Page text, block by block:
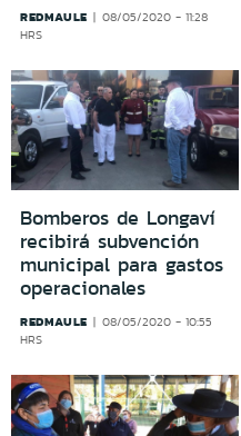
REDMAULE
08/05/2020 - 11:28
HRS
Bomberos de Longaví
recibirá subvención
municipal para gastos
operacionales
REDMAULE
08/05/2020 - 10:55
HRS